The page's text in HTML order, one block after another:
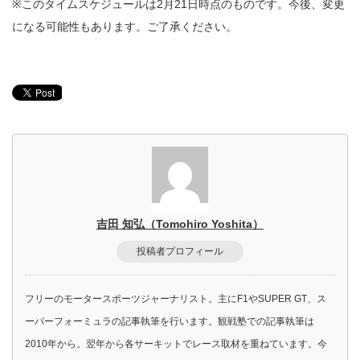
※このタイムスケジュールは2月21日時点のものです。今後、変更
になる可能性もあります。ご了承ください。
吉田 知弘（Tomohiro Yoshita）
投稿者プロフィール
フリーのモータースポーツジャーナリスト。主にF1やSUPER GT、ス
ーパーフォーミュラの記事執筆を行います。観戦塾での記事執筆は
2010年から。翌年から各サーキットでレース取材を重ねています。今